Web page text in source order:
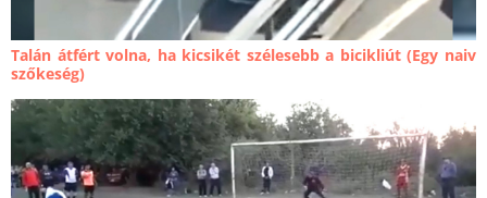
Talán átfért volna, ha kicsikét szélesebb a bicikliút (Egy naiv
szőkeség)